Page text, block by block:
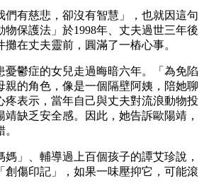
們有慈悲，卻沒有智慧」，也就因這句
保護法」於1998年、丈夫過世三年後
在丈夫靈前，圓滿了一樁心事。
憂鬱症的女兒走過晦暗六年。「為免陷
親的角色，像是一個隔壁阿姨，陪她聊
疼表示，當年自己與丈夫對流浪動物投
靖缺乏安全感。因此，她告訴歐陽靖，
」、輔導過上百個孩子的譚艾珍說，
創傷印記」，如果一味壓抑它，可能滾